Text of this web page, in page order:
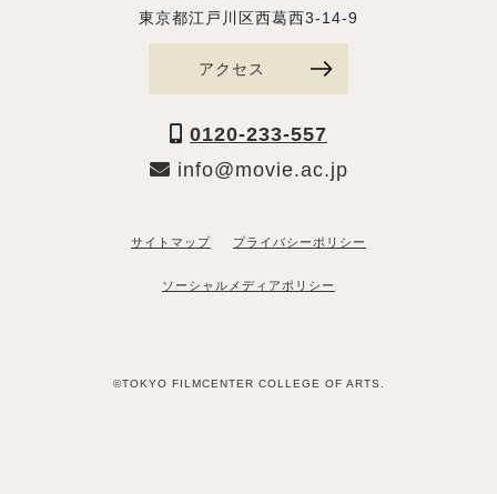
東京都江戸川区西葛西3-14-9
アクセス
0120-233-557
info@movie.ac.jp
サイトマップ プライバシーポリシー
ソーシャルメディアポリシー
©TOKYO FILMCENTER COLLEGE OF ARTS.